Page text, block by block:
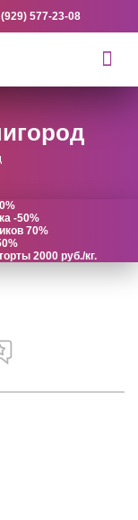
577-23-08
-50%
70%
2000 руб./кг.